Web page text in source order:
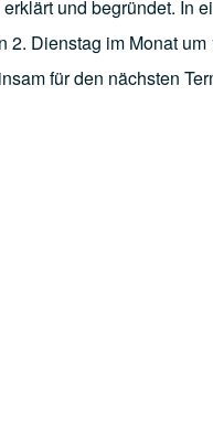
und begründet. In
Dienstag im Monat
für den nächsten